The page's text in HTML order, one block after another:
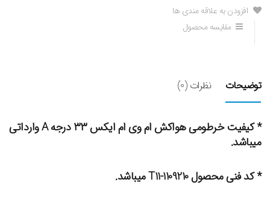
افزودن به علاقه مندی ها
مقایسه محصول
توضیحات نظرات (0)
* کیفیت خرطومی هواکش ام وی ام ایکس ۳۳ درجه A وارداتی
میباشد.
* کد فنی محصول T11-1109210 میباشد.